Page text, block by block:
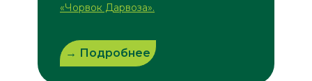
→ Подробнее
«Чорвок Дарвоза».